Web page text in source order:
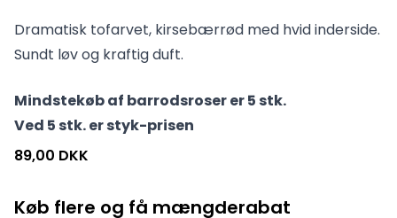
Dramatisk tofarvet, kirsebærrød med hvid inderside.
Sundt løv og kraftig duft.
Mindstekøb af barrodsroser er 5 stk.
Ved 5 stk. er styk-prisen
89,00 DKK
Køb flere og få mængderabat